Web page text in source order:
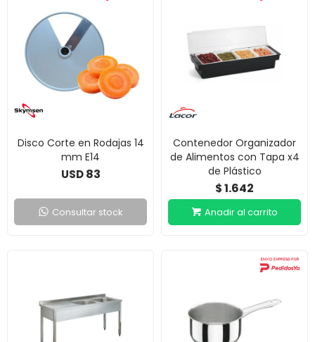
Disco Corte en Rodajas 14
mm E14
USD 83
Consultar stock
Contenedor Organizador
de Alimentos con Tapa x4
de Plástico
$1.642